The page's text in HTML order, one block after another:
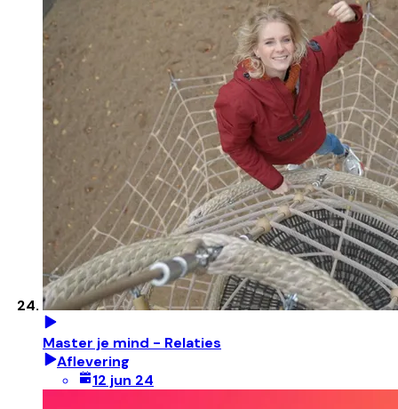
Master je mind - Relaties
Aflevering
12 jun 24